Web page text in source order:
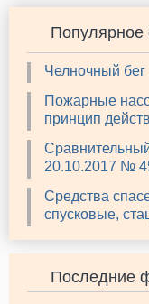
Популярное
Челночный бег
Пожарные
принцип
20.10.2017 №
Средства
спусковые,
Последние